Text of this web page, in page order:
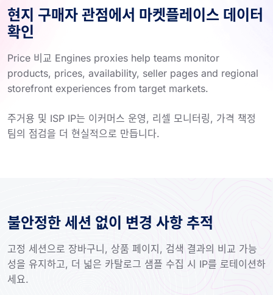
현지 구매자 관점에서 마켓플레이스 데이터
확인
Price 비교 Engines proxies help teams monitor
products, prices, availability, seller pages and regional
storefront experiences from target markets.
주거용 및 ISP IP는 이커머스 운영, 리셀 모니터링, 가격 책정
팀의 점검을 더 현실적으로 만듭니다.
불안정한 세션 없이 변경 사항 추적
고정 세션으로 장바구니, 상품 페이지, 검색 결과의 비교 가능
성을 유지하고, 더 넓은 카탈로그 샘플 수집 시 IP를 로테이션하
세요.